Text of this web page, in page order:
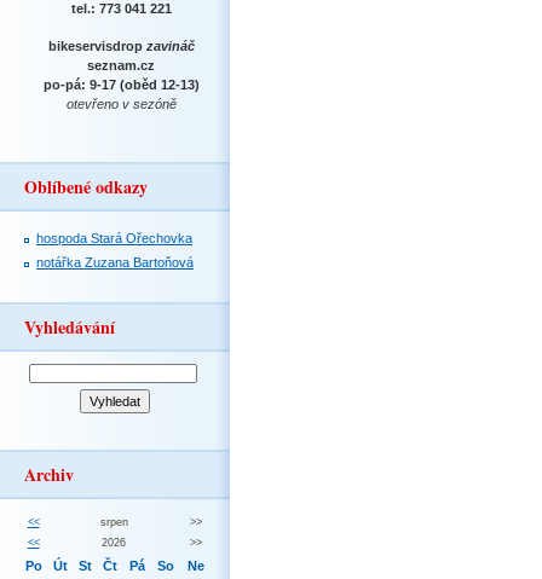
tel.: 773 041 221
bikeservisdrop zavináč
seznam.cz
po-pá: 9-17 (oběd 12-13)
otevřeno v sezóně
Oblíbené odkazy
hospoda Stará Ořechovka
notářka Zuzana Bartoňová
Vyhledávání
Archiv
<< srpen
>>
<<
2026 >>
Po Út St Čt Pá So Ne